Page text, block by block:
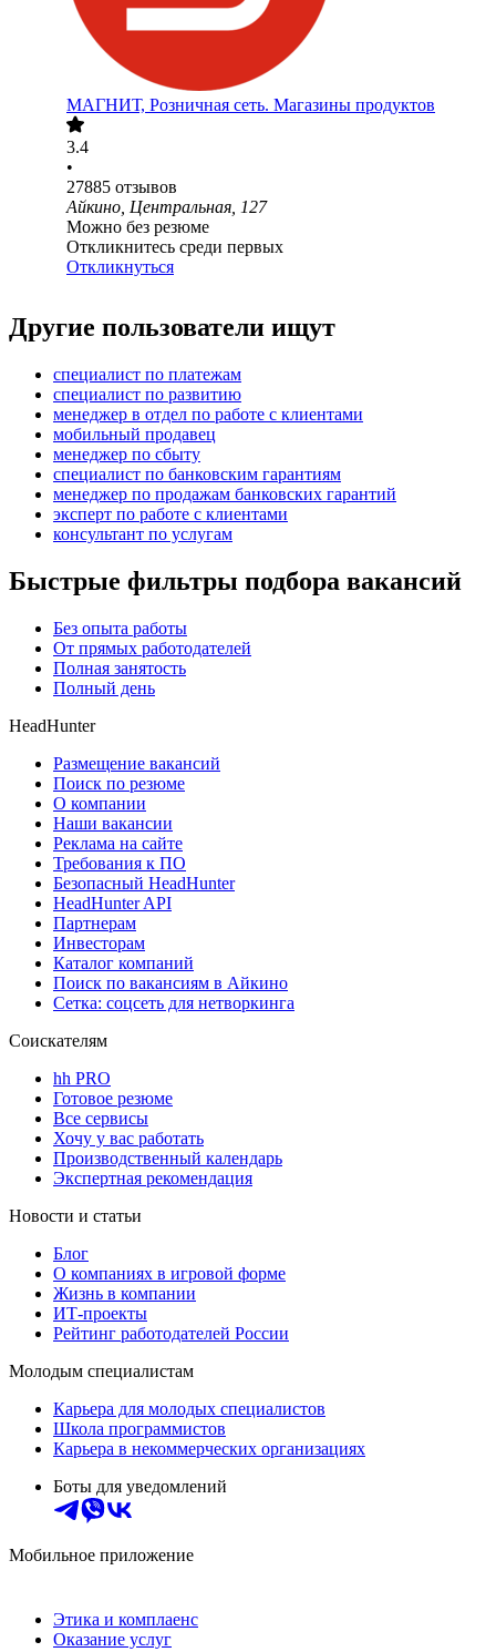
МАГНИТ, Розничная сеть. Магазины продуктов
3.4
•
27885 отзывов
Айкино, Центральная, 127
Можно без резюме
Откликнитесь среди первых
Откликнуться
Другие пользователи ищут
специалист по платежам
специалист по развитию
менеджер в отдел по работе с клиентами
мобильный продавец
менеджер по сбыту
специалист по банковским гарантиям
менеджер по продажам банковских гарантий
эксперт по работе с клиентами
консультант по услугам
Быстрые фильтры подбора вакансий
Без опыта работы
От прямых работодателей
Полная занятость
Полный день
HeadHunter
Размещение вакансий
Поиск по резюме
О компании
Наши вакансии
Реклама на сайте
Требования к ПО
Безопасный HeadHunter
HeadHunter API
Партнерам
Инвесторам
Каталог компаний
Поиск по вакансиям в Айкино
Сетка: соцсеть для нетворкинга
Соискателям
hh PRO
Готовое резюме
Все сервисы
Хочу у вас работать
Производственный календарь
Экспертная рекомендация
Новости и статьи
Блог
О компаниях в игровой форме
Жизнь в компании
ИТ-проекты
Рейтинг работодателей России
Молодым специалистам
Карьера для молодых специалистов
Школа программистов
Карьера в некоммерческих организациях
Боты для уведомлений
Мобильное приложение
Этика и комплаенс
Оказание услуг